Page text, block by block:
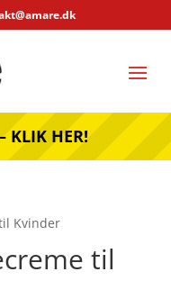
KLIK HER!
Kvinder
til